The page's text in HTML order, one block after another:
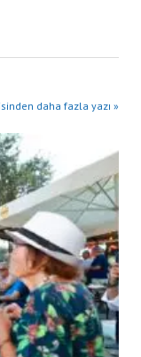
daha fazla yazı »